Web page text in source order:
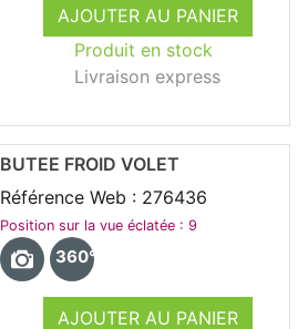
AJOUTER AU PANIER
Produit en stock
Livraison express
AJOUTER AU PANIER
BUTEE FROID VOLET
Référence Web : 276436
Position sur la vue éclatée : 9
360°